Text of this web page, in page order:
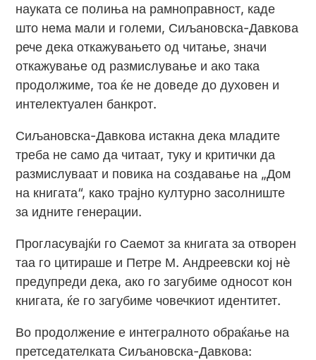
науката се полиња на рамноправност, каде
што нема мали и големи, Сиљановска-Давкова
рече дека откажувањето од читање, значи
откажување од размислување и ако така
продолжиме, тоа ќе не доведе до духовен и
интелектуален банкрот.
Сиљановска-Давкова истакна дека младите
треба не само да читаат, туку и критички да
размислуваат и повика на создавање на „Дом
на книгата“, како трајно културно засолниште
за идните генерации.
Прогласувајќи го Саемот за книгата за отворен
таа го цитираше и Петре М. Андреевски кој нè
предупреди дека, ако го загубиме односот кон
книгата, ќе го загубиме човечкиот идентитет.
Во продолжение е интегралното обраќање на
претседателката Сиљановска-Давкова: